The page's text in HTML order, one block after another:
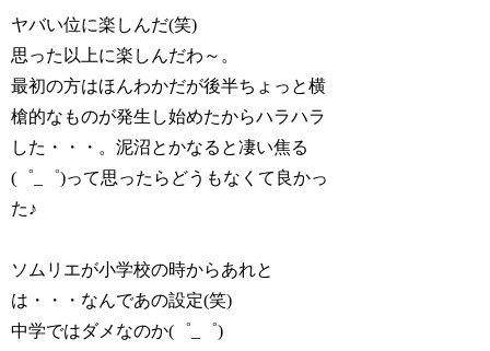
ヤバい位に楽しんだ(笑)
思った以上に楽しんだわ～。
最初の方はほんわかだが後半ちょっと横
槍的なものが発生し始めたからハラハラ
した・・・。泥沼とかなると凄い焦る
(゜_゜)って思ったらどうもなくて良かっ
た♪
ソムリエが小学校の時からあれと
は・・・なんであの設定(笑)
中学ではダメなのか(゜_゜)